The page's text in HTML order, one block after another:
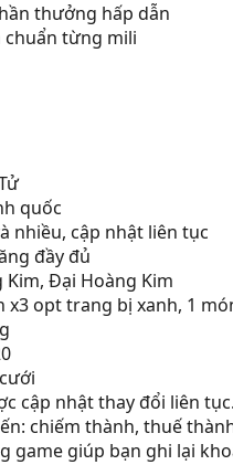
thưởng hấp dẫn
chuẩn từng mili
quốc
nhiều, cập nhật liên tục
đầy đủ
Kim, Đại Hoàng Kim
x3 opt trang bị xanh, 1
cập nhật thay đổi liên tục.
chiếm thành, thuế
game giúp bạn ghi lại